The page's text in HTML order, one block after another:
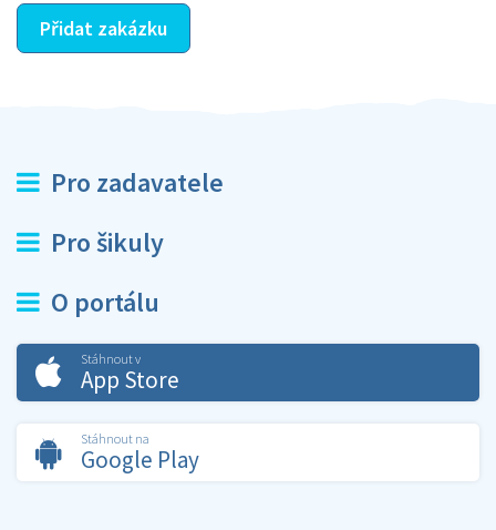
Přidat zakázku
Pro zadavatele
Pro šikuly
O portálu
Stáhnout v
App Store
Stáhnout na
Google Play